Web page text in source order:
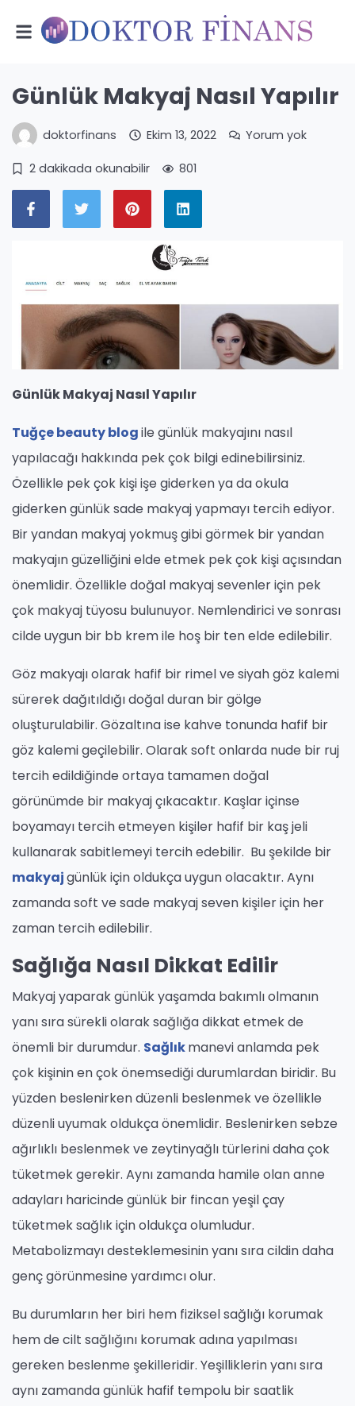
Günlük Makyaj Nasıl Yapılır
doktorfinans Ekim 13, 2022 Yorum yok
2 dakikada okunabilir 801
Günlük Makyaj Nasıl Yapılır
Tuğçe beauty blogile günlük makyajını nasıl
yapılacağı hakkında pek çok bilgi edinebilirsiniz.
Özellikle pek çok kişi işe giderken ya da okula
giderken günlük sade makyaj yapmayı tercih ediyor.
Bir yandan makyaj yokmuş gibi görmek bir yandan
makyajın güzelliğini elde etmek pek çok kişi açısından
önemlidir. Özellikle doğal makyaj sevenler için pek
çok makyaj tüyosu bulunuyor. Nemlendirici ve sonrası
cilde uygun bir bb krem ile hoş bir ten elde edilebilir.
Göz makyajı olarak hafif bir rimel ve siyah göz kalemi
sürerek dağıtıldığı doğal duran bir gölge
oluşturulabilir. Gözaltına ise kahve tonunda hafif bir
göz kalemi geçilebilir. Olarak soft onlarda nude bir ruj
tercih edildiğinde ortaya tamamen doğal
görünümde bir makyaj çıkacaktır. Kaşlar içinse
boyamayı tercih etmeyen kişiler hafif bir kaş jeli
kullanarak sabitlemeyi tercih edebilir. Bu şekilde bir
makyajgünlük için oldukça uygun olacaktır. Aynı
zamanda soft ve sade makyaj seven kişiler için her
zaman tercih edilebilir.
Sağlığa Nasıl Dikkat Edilir
Makyaj yaparak günlük yaşamda bakımlı olmanın
yanı sıra sürekli olarak sağlığa dikkat etmek de
önemli bir durumdur. Sağlıkmanevi anlamda pek
çok kişinin en çok önemsediği durumlardan biridir. Bu
yüzden beslenirken düzenli beslenmek ve özellikle
düzenli uyumak oldukça önemlidir. Beslenirken sebze
ağırlıklı beslenmek ve zeytinyağlı türlerini daha çok
tüketmek gerekir. Aynı zamanda hamile olan anne
adayları haricinde günlük bir fincan yeşil çay
tüketmek sağlık için oldukça olumludur.
Metabolizmayı desteklemesinin yanı sıra cildin daha
genç görünmesine yardımcı olur.
Bu durumların her biri hem fiziksel sağlığı korumak
hem de cilt sağlığını korumak adına yapılması
gereken beslenme şekilleridir. Yeşilliklerin yanı sıra
aynı zamanda günlük hafif tempolu bir saatlik